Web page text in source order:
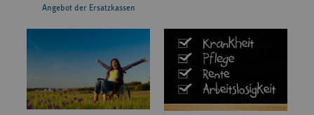
Angebot der Ersatzkassen